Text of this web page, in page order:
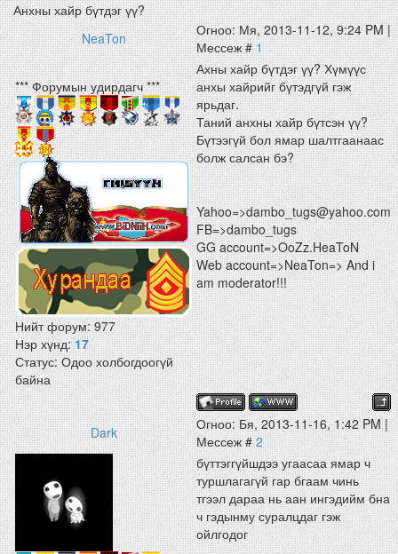
Анхны хайр бүтдэг үү?
NeaTon
Огноо: Мя, 2013-11-12, 9:24 PM |
Мессеж #1
*** Форумын удирдагч ***
Нийт форум:977
Нэр хүнд:17
Статус:Одоо холбогдоогүй
байна
Ахны хайр бүтдэг үү? Хүмүүс
анхы хайрийг бүтэдгүй гэж
ярьдаг.
Таний анхны хайр бүтсэн үү?
Бүтээгүй бол ямар шалтгаанаас
болж салсан бэ?
Yahoo=>dambo_tugs@yahoo.com
FB=>dambo_tugs
GG account=>OoZz.HeaToN
Web account=>NeaTon=> And i
am moderator!!!
Dark
Огноо: Бя, 2013-11-16, 1:42 PM |
Мессеж #2
бүттэггүйшдээ угаасаа ямар ч
туршлагагүй гар бгаам чинь
тгээл дараа нь аан ингэдийм бна
ч гэдынму суралцдаг гэж
ойлгодог